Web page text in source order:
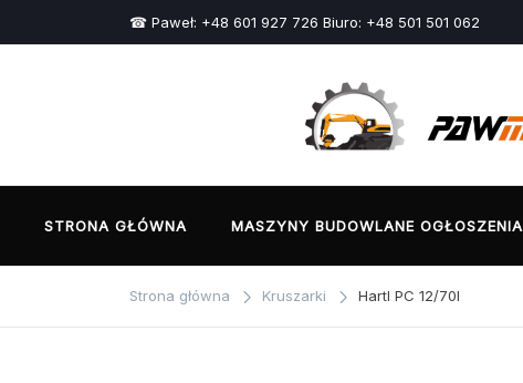
do
☎ Paweł: +48 601 927 726 Biuro: +48 501 501 062
STRONA GŁÓWNA MASZYNY BUDOWLANE OGŁOSZENIA
Strona główna Kruszarki Hartl PC 12/70I